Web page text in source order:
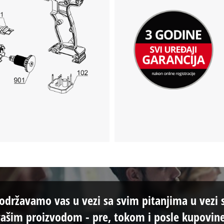
vas u vezi sa svim pitanjima u vezi
proizvodom - pre, tokom i posle